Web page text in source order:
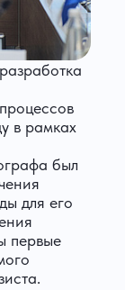
в рамках
был
для его
первые